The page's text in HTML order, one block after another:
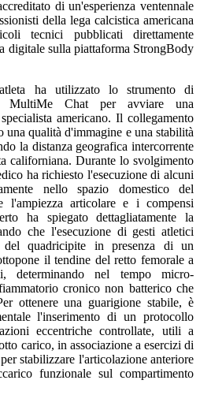
di un'esperienza ventennale
della lega calcistica americana
tecnici pubblicati direttamente
digitale sulla piattaforma StrongBody
ha utilizzato lo strumento di
MultiMe Chat per avviare una
americano. Il collegamento
una qualità d'immagine e una stabilità
la distanza geografica intercorrente
californiana. Durante lo svolgimento
ha richiesto l'esecuzione di alcuni
nello spazio domestico del
l'ampiezza articolare e i compensi
ha spiegato dettagliatamente la
che l'esecuzione di gesti atletici
quadricipite in presenza di un
il tendine del retto femorale a
determinando nel tempo micro-
cronico non batterico che
ottenere una guarigione stabile, è
l'inserimento di un protocollo
eccentriche controllate, utili a
carico, in associazione a esercizi di
stabilizzare l'articolazione anteriore
funzionale sul compartimento